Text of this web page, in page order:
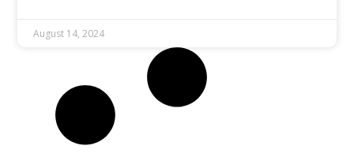
August 14, 2024